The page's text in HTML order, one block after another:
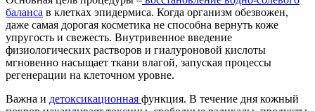
баланса в клетках эпидермиса. Когда организм обезвожен,
даже самая дорогая косметика не способна вернуть коже
упругость и свежесть. Внутривенное введение
физиологических растворов и гиалуроновой кислоты
мгновенно насыщает ткани влагой, запуская процессы
регенерации на клеточном уровне.
Важна и детоксикационная функция. В течение дня кожный